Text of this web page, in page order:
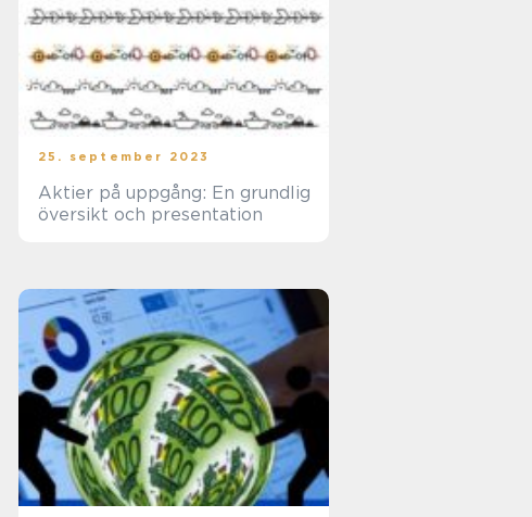
25. september 2023
Aktier på uppgång: En grundlig
översikt och presentation